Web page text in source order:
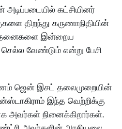
கட்சியினர்
திறந்து கருணாநிதியின்
இன்றைய
வேண்டும் என்று பேசி
ஜென் இசட் தலைமுறையின்
இந்த வெற்றிக்கு
அவர்கள் நினைக்கிறார்கள்.